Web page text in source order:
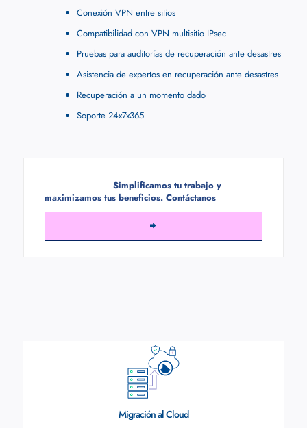
Conexión VPN entre sitios
Compatibilidad con VPN multisitio IPsec
Pruebas para auditorías de recuperación ante desastres
Asistencia de expertos en recuperación ante desastres
Recuperación a un momento dado
Soporte 24x7x365
Simplificamos tu trabajo y
maximizamos tus beneficios. Contáctanos
Migración al Cloud